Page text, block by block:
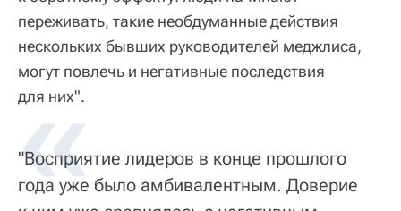
переживать, такие необдуманные действия
нескольких бывших руководителей меджлиса,
могут повлечь и негативные последствия
для них".
"Восприятие лидеров в конце прошлого
года уже было амбивалентным. Доверие